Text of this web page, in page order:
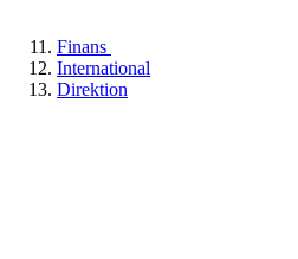
Finans
International
Direktion